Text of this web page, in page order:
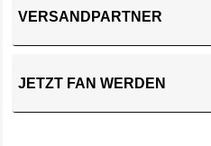
VERSANDPARTNER
JETZT FAN WERDEN